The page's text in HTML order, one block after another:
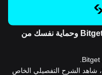
كيفية إكمال التحقق من الهوّية على Bitget وحماية نفسك من
إذا كنت مستخدمًا جديدًا لمنصة Bitget، شاهد الشرح التفصيلي الخاص